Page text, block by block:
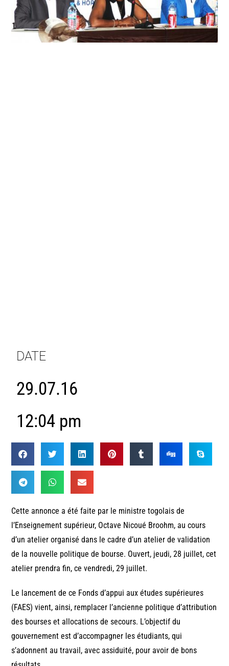
DATE
29.07.16
12:04 pm
Cette annonce a été faite par le ministre togolais de
l’Enseignement supérieur, Octave Nicoué Broohm, au cours
d’un atelier organisé dans le cadre d’un atelier de validation
de la nouvelle politique de bourse. Ouvert, jeudi, 28 juillet, cet
atelier prendra fin, ce vendredi, 29 juillet.
Le lancement de ce Fonds d’appui aux études supérieures
(FAES) vient, ainsi, remplacer l’ancienne politique d’attribution
des bourses et allocations de secours. L’objectif du
gouvernement est d’accompagner les étudiants, qui
s’adonnent au travail, avec assiduité, pour avoir de bons